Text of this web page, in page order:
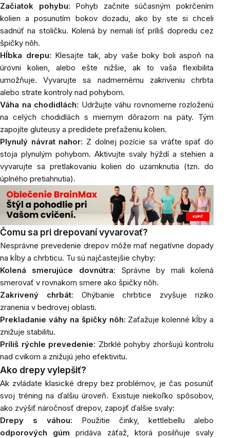
Začiatok pohybu: Pohyb začnite súčasným pokrčením
kolien a posunutím bokov dozadu, ako by ste si chceli
sadnúť na stoličku. Kolená by nemali ísť príliš dopredu cez
špičky nôh.
Hĺbka drepu: Klesajte tak, aby vaše boky boli aspoň na
úrovni kolien, alebo ešte nižšie, ak to vaša flexibilita
umožňuje. Vyvarujte sa nadmernému zakriveniu chrbta
alebo strate kontroly nad pohybom.
Váha na chodidlách: Udržujte váhu rovnomerne rozloženú
na celých chodidlách s miernym dôrazom na päty. Tým
zapojíte gluteusy a predídete preťaženiu kolien.
Plynulý návrat nahor: Z dolnej pozície sa vráťte späť do
stoja plynulým pohybom. Aktivujte svaly hýždí a stehien a
vyvarujte sa pretlakovaniu kolien do uzamknutia (tzn. do
úplného pretiahnutia).
Čomu sa pri drepovaní vyvarovať?
Nesprávne prevedenie drepov môže mať negatívne dopady
na kĺby a chrbticu. Tu sú najčastejšie chyby:
Kolená smerujúce dovnútra: Správne by mali kolená
smerovať v rovnakom smere ako špičky nôh.
Zakrivený chrbát: Ohýbanie chrbtice zvyšuje riziko
zranenia v bedrovej oblasti.
Prekladanie váhy na špičky nôh: Zaťažuje kolenné kĺby a
znižuje stabilitu.
Príliš rýchle prevedenie: Zbrklé pohyby zhoršujú kontrolu
nad cvikom a znižujú jeho efektivitu.
Ako drepy vylepšiť?
Ak zvládate klasické drepy bez problémov, je čas posunúť
svoj tréning na ďalšiu úroveň. Existuje niekoľko spôsobov,
ako zvýšiť náročnosť drepov, zapojiť ďalšie svaly:
Drepy s váhou: Použitie činky, kettlebellu alebo
odporových gúm pridáva záťaž, ktorá posilňuje svaly